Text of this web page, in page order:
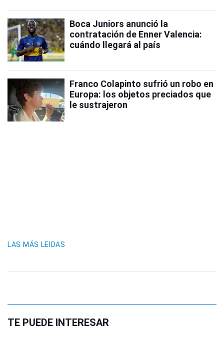
Boca Juniors anunció la
contratación de Enner Valencia:
cuándo llegará al país
Franco Colapinto sufrió un robo en
Europa: los objetos preciados que
le sustrajeron
LAS MÁS LEIDAS
TE PUEDE INTERESAR